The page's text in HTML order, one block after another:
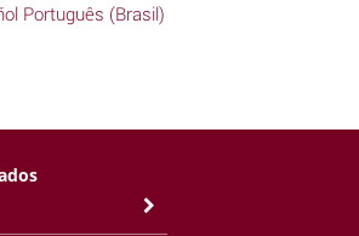
Português (Brasil)